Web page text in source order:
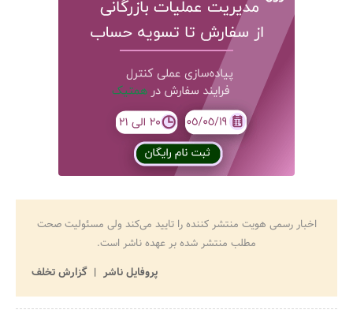
اخبار رسمی هویت منتشر کننده را تایید می‌کند ولی مسئولیت صحت
مطلب منتشر شده بر عهده ناشر است.
پروفایل ناشر
گزارش تخلف